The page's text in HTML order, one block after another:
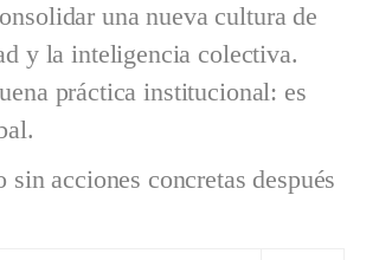
una nueva cultura de
y la inteligencia colectiva.
práctica institucional: es
acciones concretas después